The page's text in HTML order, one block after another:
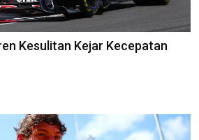
Kesulitan Kejar Kecepatan